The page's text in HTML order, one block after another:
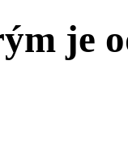
je